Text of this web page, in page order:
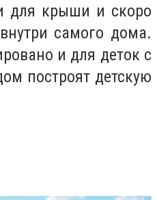
для крыши и скоро
самого дома.
и для деток с
построят детскую